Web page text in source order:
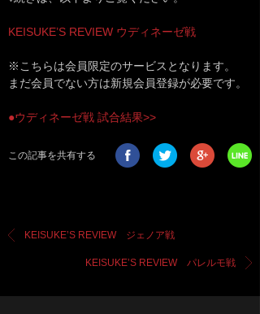
KEISUKE’S REVIEW ウディネーゼ戦
※こちらは会員限定のサービスとなります。
まだ会員でない方は新規会員登録が必要です。
●ウディネーゼ戦 試合結果>>
この記事を共有する
KEISUKE’S REVIEW ジェノア戦
KEISUKE’S REVIEW パレルモ戦